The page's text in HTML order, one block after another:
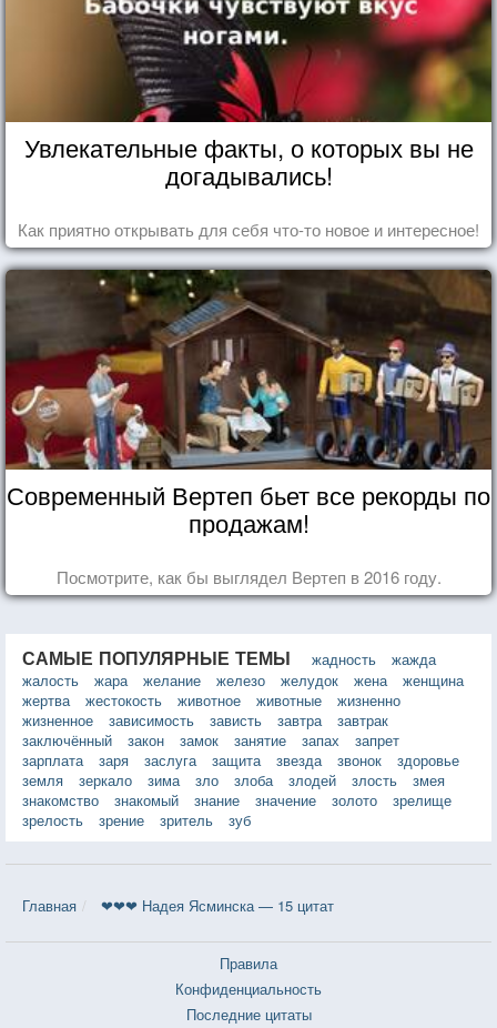
Увлекательные факты, о которых вы не
догадывались!
Как приятно открывать для себя что-то новое и интересное!
Современный Вертеп бьет все рекорды по
продажам!
Посмотрите, как бы выглядел Вертеп в 2016 году.
САМЫЕ ПОПУЛЯРНЫЕ ТЕМЫ жадность
жажда
жалость
жара желание железо желудок жена
женщина
жертва
жестокость животное животные
жизненно
жизненное
зависимость зависть завтра
завтрак
заключённый
закон замок занятие запах
запрет
зарплата
заря заслуга защита звезда звонок
здоровье
земля
зеркало зима зло злоба злодей злость
змея
знакомство
знакомый знание значение золото
зрелище
зрелость
зрение зритель зуб
Главная ❤❤❤ Надея Ясминска — 15 цитат
Правила
Конфиденциальность
Последние цитаты